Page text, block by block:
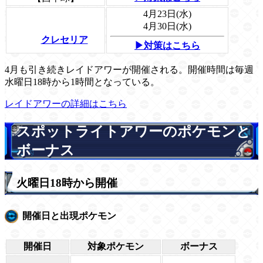
クレセリア
4月23日(水)
4月30日(水)
▶対策はこちら
4月も引き続きレイドアワーが開催される。開催時間は毎週
水曜日18時から1時間となっている。
レイドアワーの詳細はこちら
スポットライトアワーのポケモンと
ボーナス
火曜日18時から開催
開催日と出現ポケモン
開催日 対象ポケモン ボーナス